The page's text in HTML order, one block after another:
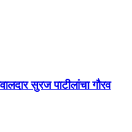
सुरज पाटीलांचा गौरव